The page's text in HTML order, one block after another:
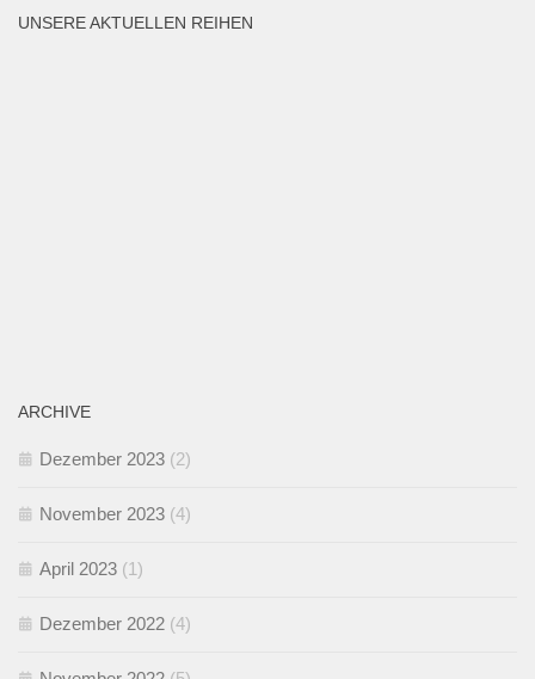
UNSERE AKTUELLEN REIHEN
ARCHIVE
Dezember 2023 (2)
November 2023 (4)
April 2023 (1)
Dezember 2022 (4)